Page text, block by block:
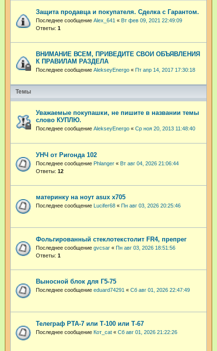
Защита продавца и покупателя. Сделка с Гарантом.
Последнее сообщение Alex_641 « Вт фев 09, 2021 22:49:09
Ответы: 1
ВНИМАНИЕ ВСЕМ, ПРИВЕДИТЕ СВОИ ОБЪЯВЛЕНИЯ
К ПРАВИЛАМ РАЗДЕЛА
Последнее сообщение AlekseyEnergo « Пт апр 14, 2017 17:30:18
Темы
Уважаемые покупашки, не пишите в названии темы
слово КУПЛЮ.
Последнее сообщение AlekseyEnergo « Ср ноя 20, 2013 11:48:40
УНЧ от Ригонда 102
Последнее сообщение Phlanger « Вт авг 04, 2026 21:06:44
Ответы: 12
материнку на ноут asux x705
Последнее сообщение Lucifer68 « Пн авг 03, 2026 20:25:46
Фольгированный стеклотекстолит FR4, препрег
Последнее сообщение gvcsar « Пн авг 03, 2026 18:51:56
Ответы: 1
Выносной блок для Г5-75
Последнее сообщение eduard74291 « Сб авг 01, 2026 22:47:49
Телеграф РТА-7 или Т-100 или Т-67
Последнее сообщение Кот_cat « Сб авг 01, 2026 21:22:26